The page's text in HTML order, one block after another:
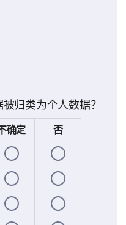
归类为个人数据？
确定
否